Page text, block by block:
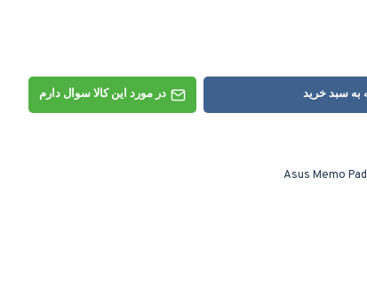
Asus Memo
به سبد خرید در مورد این کالا سوال دارم